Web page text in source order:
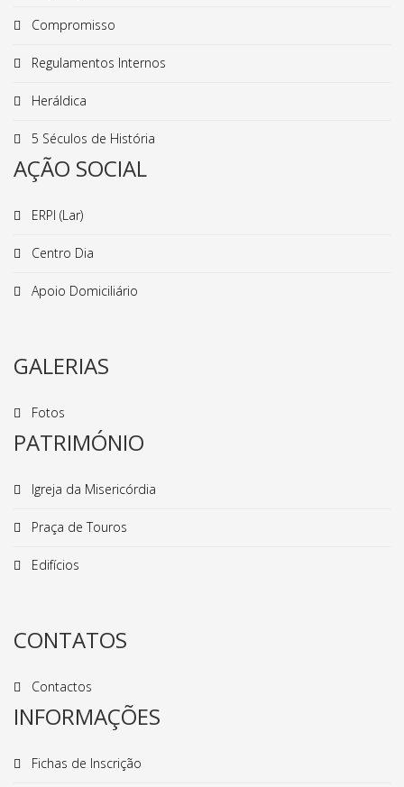
Compromisso
Regulamentos Internos
Heráldica
5 Séculos de História
AÇÃO SOCIAL
ERPI (Lar)
Centro Dia
Apoio Domiciliário
GALERIAS
Fotos
PATRIMÓNIO
Igreja da Misericórdia
Praça de Touros
Edifícios
CONTATOS
Contactos
INFORMAÇÕES
Fichas de Inscrição